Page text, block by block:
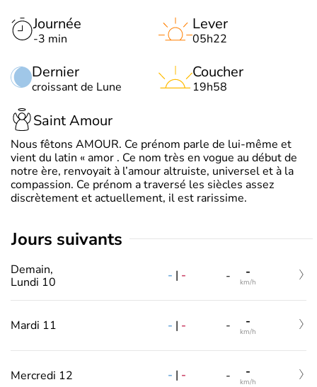
Journée
-3 min
Dernier
croissant de Lune
Lever
05h22
Coucher
19h58
Saint Amour
Nous fêtons AMOUR. Ce prénom parle de lui-même et
vient du latin « amor . Ce nom très en vogue au début de
notre ère, renvoyait à l’amour altruiste, universel et à la
compassion. Ce prénom a traversé les siècles assez
discrètement et actuellement, il est rarissime.
jours suivants
Demain,
Lundi 10
- | - - -
km/h
Mardi 11 - | - - -
km/h
Mercredi 12 - | - - -
km/h